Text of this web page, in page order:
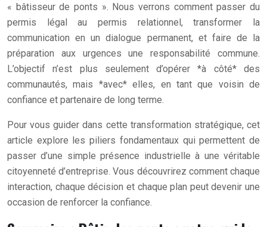
« bâtisseur de ponts ». Nous verrons comment passer du
permis légal au permis relationnel, transformer la
communication en un dialogue permanent, et faire de la
préparation aux urgences une responsabilité commune.
L’objectif n’est plus seulement d’opérer *à côté* des
communautés, mais *avec* elles, en tant que voisin de
confiance et partenaire de long terme.
Pour vous guider dans cette transformation stratégique, cet
article explore les piliers fondamentaux qui permettent de
passer d’une simple présence industrielle à une véritable
citoyenneté d’entreprise. Vous découvrirez comment chaque
interaction, chaque décision et chaque plan peut devenir une
occasion de renforcer la confiance.